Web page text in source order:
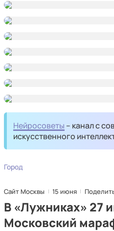
Нейросоветы – канал с
искусственного
Город
Сайт Москвы 15 июня
В «Лужниках» 27
Московский